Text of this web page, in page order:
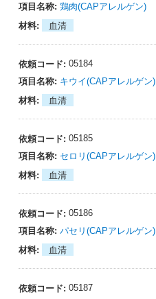
鶏肉(CAPアレルゲン)
血清
05184
キウイ(CAPアレルゲン)
血清
05185
セロリ(CAPアレルゲン)
血清
05186
パセリ(CAPアレルゲン)
血清
05187